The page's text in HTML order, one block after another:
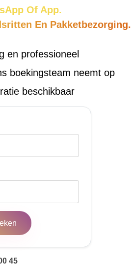
Of App.
En Pakketbezorging.
en professioneel
boekingsteam neemt op
beschikbaar
45